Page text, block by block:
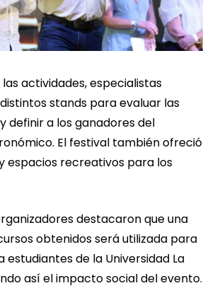
actividades, especialistas
stands para evaluar las
definir a los ganadores del
El festival también ofreció
espacios recreativos para los
destacaron que una
obtenidos será utilizada para
de la Universidad La
así el impacto social del evento.